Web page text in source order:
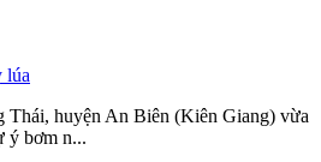
lúa
Thái, huyện An Biên (Kiên Giang) vừa
ý bơm n...